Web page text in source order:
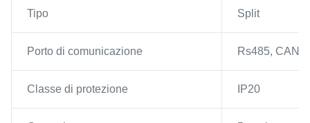
Tipo Split
Porto di comunicazione Rs485, CAN
Classe di protezione IP20